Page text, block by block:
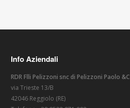
Info Aziendali
RDR Flli Pelizzoni snc di Pelizzoni Paolo &C
via Trieste 13/B
42046 Reggiolo (RE)